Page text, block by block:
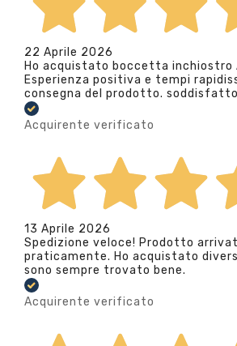
22 Aprile 2026
Ho acquistato boccetta inchiostro
Esperienza positiva e tempi
consegna del prodotto.
Acquirente verificato
13 Aprile 2026
Spedizione veloce! Prodotto
praticamente. Ho acquistato
sono sempre trovato bene.
Acquirente verificato